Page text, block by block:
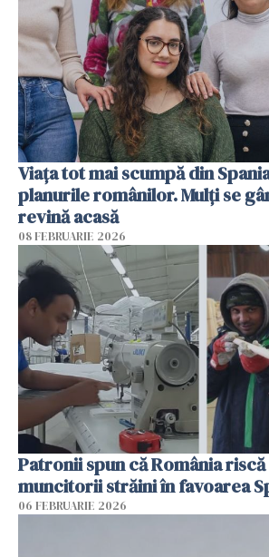
Viața tot mai scumpă din
planurile românilor. Mulți se
revină acasă
08 FEBRUARIE 2026
Patronii spun că România
muncitorii străini în favoarea
06 FEBRUARIE 2026